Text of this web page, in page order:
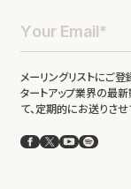
メーリングリストにご
タートアップ業界の最
て、定期的にお送りさせ
Facebook
X YouTube
Spotify